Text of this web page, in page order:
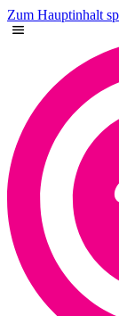
Zum Hauptinhalt